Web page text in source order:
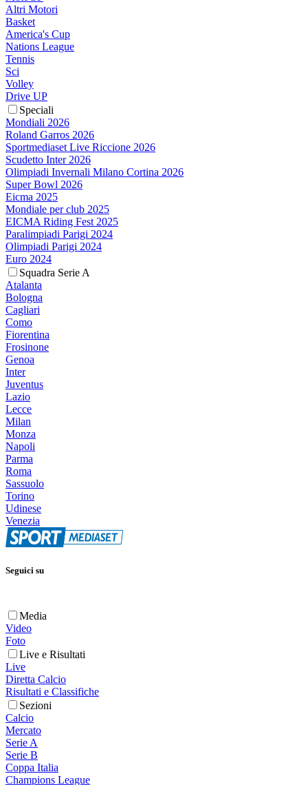
Altri Motori
Basket
America's Cup
Nations League
Tennis
Sci
Volley
Drive UP
Speciali
Mondiali 2026
Roland Garros 2026
Sportmediaset Live Riccione 2026
Scudetto Inter 2026
Olimpiadi Invernali Milano Cortina 2026
Super Bowl 2026
Eicma 2025
Mondiale per club 2025
EICMA Riding Fest 2025
Paralimpiadi Parigi 2024
Olimpiadi Parigi 2024
Euro 2024
Squadra Serie A
Atalanta
Bologna
Cagliari
Como
Fiorentina
Frosinone
Genoa
Inter
Juventus
Lazio
Lecce
Milan
Monza
Napoli
Parma
Roma
Sassuolo
Torino
Udinese
Venezia
Seguici su
Media
Video
Foto
Live e Risultati
Live
Diretta Calcio
Risultati e Classifiche
Sezioni
Calcio
Mercato
Serie A
Serie B
Coppa Italia
Champions League